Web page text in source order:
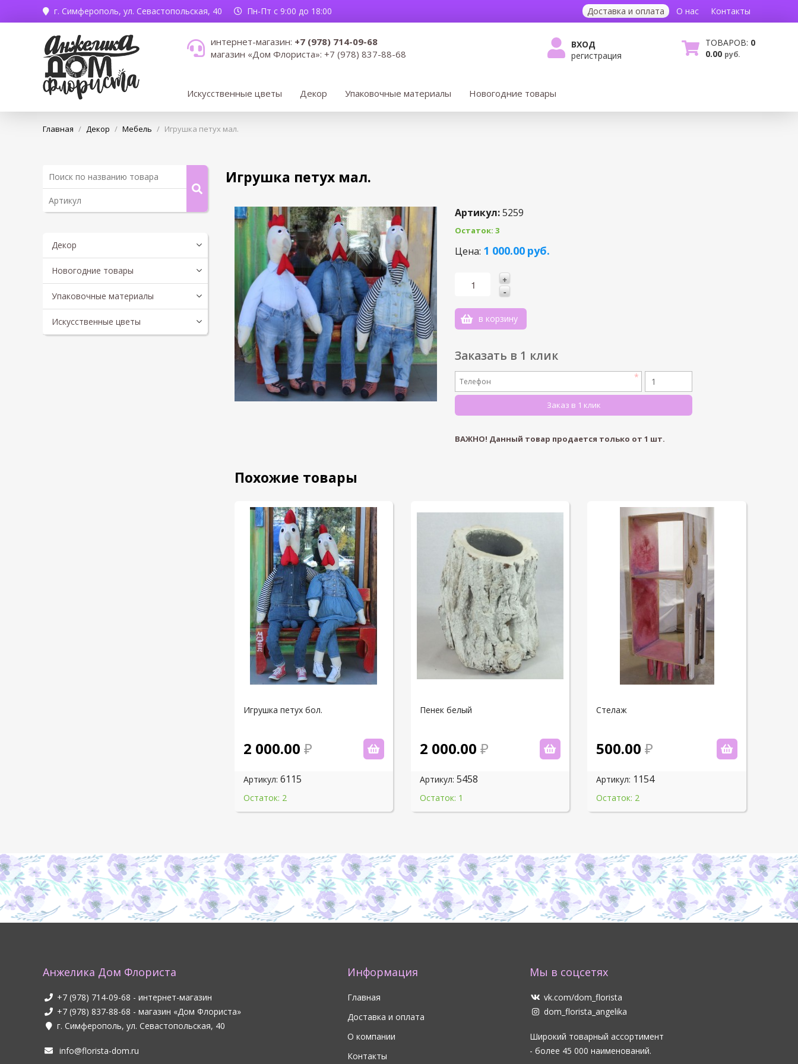
г. Симферополь, ул. Севастопольская, 40 Пн-Пт с 9:00 до 18:00 Доставка и оплата О нас Контакты
интернет-магазин: +7 (978) 714-09-68
магазин «Дом Флориста»: +7 (978) 837-88-68
ВХОД
регистрация
ТОВАРОВ: 0
0.00 руб.
Искусственные цветы Декор Упаковочные материалы Новогодние товары
Главная / Декор / Мебель / Игрушка петух мал.
Декор
Новогодние товары
Упаковочные материалы
Искусственные цветы
Игрушка петух мал.
Артикул:5259
Остаток: 3
Цена: 1 000.00 руб.
3
1
0
-1
+
-
в корзину
Заказать в 1 клик
ВАЖНО! Данный товар продается только от1 шт.
Похожие товары
Игрушка петух бол.
2 000.00
Артикул: 6115
Остаток: 2
Пенек белый
2 000.00
Артикул: 5458
Остаток: 1
Стелаж
500.00
Артикул: 1154
Остаток: 2
Анжелика Дом Флориста
+7 (978) 714-09-68 - интернет-магазин
+7 (978) 837-88-68 - магазин «Дом Флориста»
г. Симферополь, ул. Севастопольская, 40
info@florista-dom.ru
Информация
Главная
Доставка и оплата
О компании
Контакты
Мы в соцсетях
vk.com/dom_florista
dom_florista_angelika
Широкий товарный ассортимент
- более 45 000 наименований.